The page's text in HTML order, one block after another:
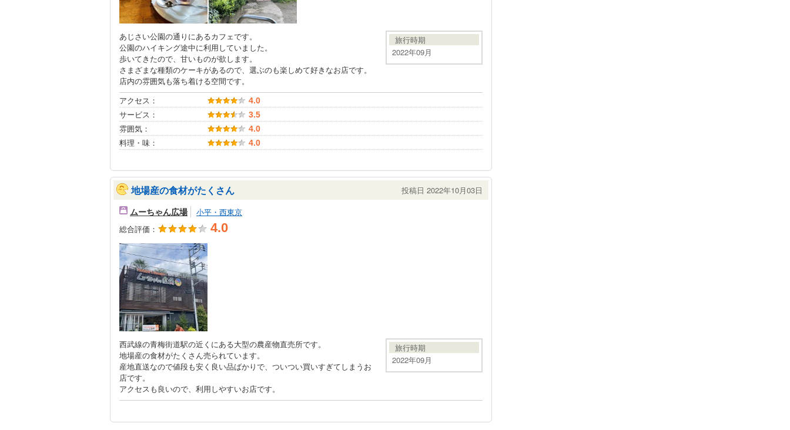
あじさい公園の通りにあるカフェです。
公園のハイキング途中に利用していました。
歩いてきたので、甘いものが欲します。
さまざまな種類のケーキがあるので、選ぶのも楽しめて好きなお店です。
店内の雰囲気も落ち着ける空間です。
旅行時期
2022年09月
アクセス： 4.0
サービス： 3.5
雰囲気： 4.0
料理・味： 4.0
地場産の食材がたくさん 投稿日 2022年10月03日
ムーちゃん広場
小平・西東京
総合評価：
4.0
西武線の青梅街道駅の近くにある大型の農産物直売所です。
地場産の食材がたくさん売られています。
産地直送なので値段も安く良い品ばかりで、ついつい買いすぎてしまうお
店です。
アクセスも良いので、利用しやすいお店です。
旅行時期
2022年09月